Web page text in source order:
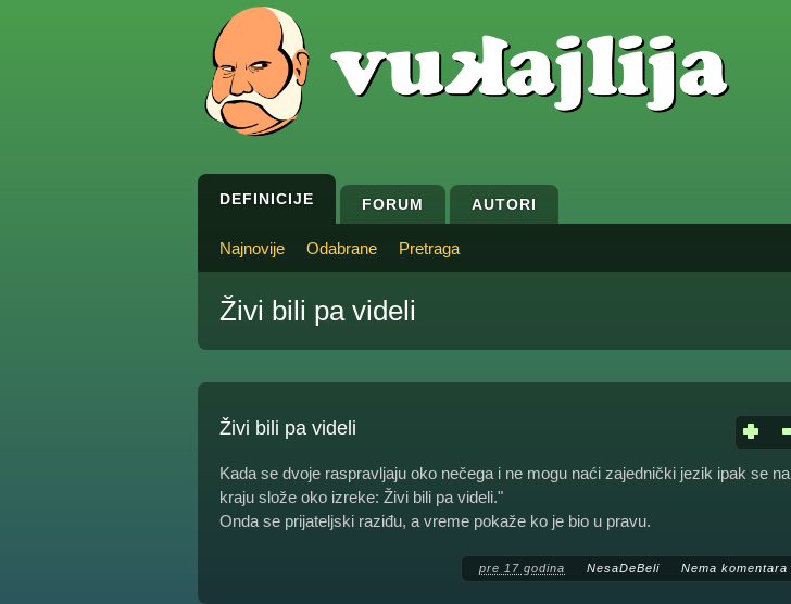
DEFINICIJE FORUM AUTORI
Najnovije Odabrane Pretraga
Živi bili pa videli
Živi bili pa videli
Kada se dvoje raspravljaju oko nečega i ne mogu naći zajednički jezik ipak se na
kraju slože oko izreke: Živi bili pa videli."
Onda se prijateljski raziđu, a vreme pokaže ko je bio u pravu.
pre 17 godina NesaDeBeli Nema komentara